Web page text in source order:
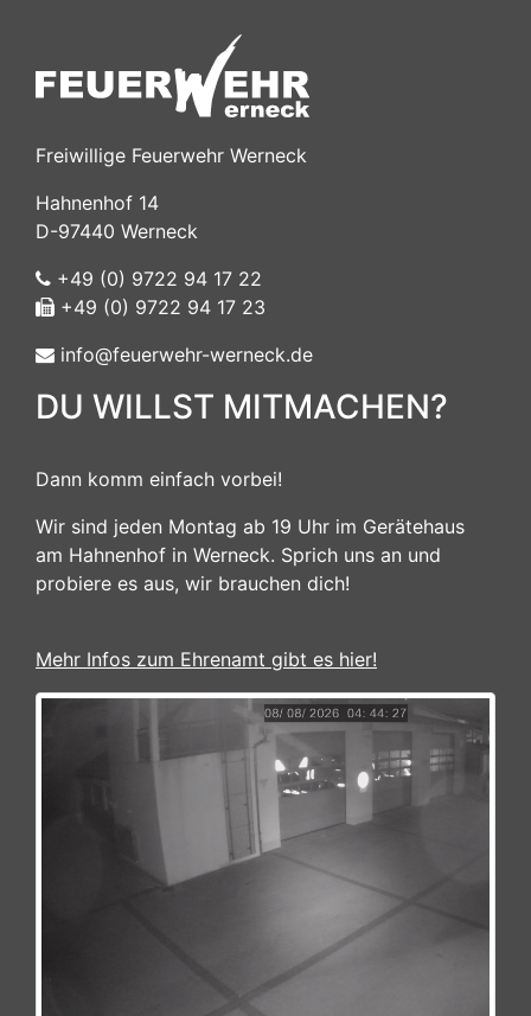
Freiwillige Feuerwehr Werneck
Hahnenhof 14
D-97440 Werneck
+49 (0) 9722 94 17 22
+49 (0) 9722 94 17 23
info@feuerwehr-werneck.de
DU WILLST MITMACHEN?
Dann komm einfach vorbei!
Wir sind jeden Montag ab 19 Uhr im Gerätehaus
am Hahnenhof in Werneck. Sprich uns an und
probiere es aus, wir brauchen dich!
Mehr Infos zum Ehrenamt gibt es hier!